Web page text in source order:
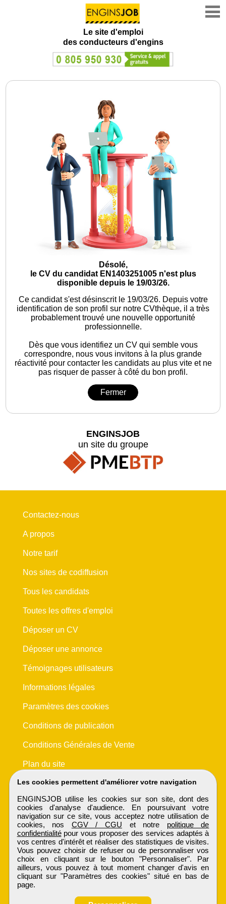
Le site d'emploi
des conducteurs d'engins
Désolé,
le CV du candidat EN1403251005 n'est plus
disponible depuis le 19/03/26.
Ce candidat s'est désinscrit le 19/03/26. Depuis votre
identification de son profil sur notre CVthèque, il a très
probablement trouvé une nouvelle opportunité
professionnelle.
Dès que vous identifiez un CV qui semble vous
correspondre, nous vous invitons à la plus grande
réactivité pour contacter les candidats au plus vite et ne
pas risquer de passer à côté du bon profil.
Fermer
Les cookies permettent d'améliorer votre navigation
ENGINSJOB utilise les cookies sur son site, dont des
cookies d'analyse d'audience. En poursuivant votre
navigation sur ce site, vous acceptez notre utilisation de
cookies, nos CGV / CGU et notre politique de
confidentialitépour vous proposer des services adaptés à
vos centres d'intérêt et réaliser des statistiques de visites.
Vous pouvez choisir de refuser ou de personnaliser vos
choix en cliquant sur le bouton "Personnaliser". Par
ailleurs, vous pouvez à tout moment changer d'avis en
cliquant sur "Paramètres des cookies" situé en bas de
page.
ENGINSJOB
un site du groupe
Contactez-nous
A propos
Notre tarif
Nos sites de codiffusion
Tous les candidats
Toutes les offres d'emploi
Déposer un CV
Déposer une annonce
Témoignages utilisateurs
Informations légales
Paramètres des cookies
Conditions de publication
Conditions Générales de Vente
Plan du site